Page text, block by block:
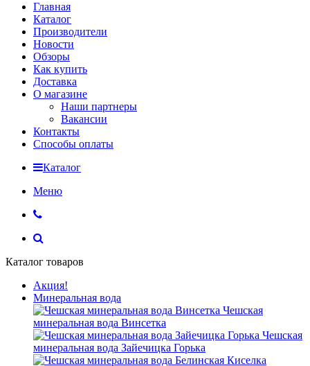
Главная
Каталог
Производители
Новости
Обзоры
Как купить
Доставка
О магазине
Наши партнеры
Вакансии
Контакты
Способы оплаты
Каталог
Меню
Каталог товаров
Акция!
Минеральная вода
Чешская
минеральная вода Винсетка
Чешская
минеральная вода Зайечицка Горька